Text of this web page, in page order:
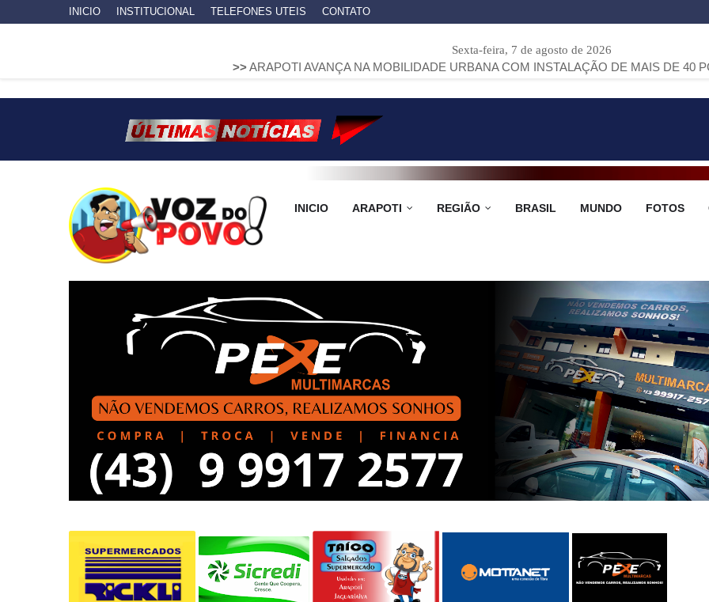
INICIO INSTITUCIONAL TELEFONES UTEIS CONTATO
Sexta-feira, 7 de agosto de 2026
ARAPOTI AVANÇA NA MOBILIDADE URBANA COM INSTALAÇÃO DE MAIS DE 40 PONTOS DE
INICIO ARAPOTI REGIÃO BRASIL MUNDO FOTOS